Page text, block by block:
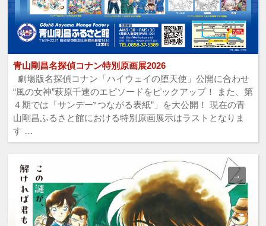
青山剛昌名探偵コナン特別原画展2026
劇場版名探偵コナン「ハイウェイの堕天使」公開に合わせ
“風の女神”萩原千速のエピソードをピックアップ！ また、第
４期では「サンデー‶つながる表紙”」を大公開！ 現在の青
山剛昌ふるさと館における特別原画展示はラストとなりま
す …